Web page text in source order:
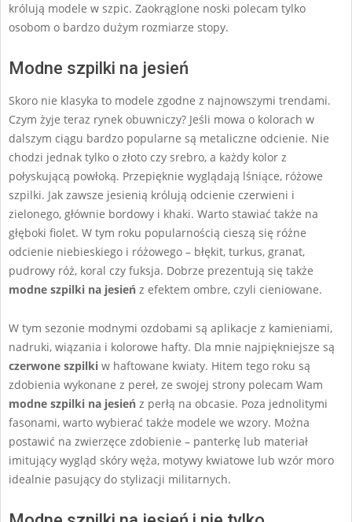
królują modele w szpic. Zaokrąglone noski polecam tylko
osobom o bardzo dużym rozmiarze stopy.
Modne szpilki na jesień
Skoro nie klasyka to modele zgodne z najnowszymi trendami.
Czym żyje teraz rynek obuwniczy? Jeśli mowa o kolorach w
dalszym ciągu bardzo popularne są metaliczne odcienie. Nie
chodzi jednak tylko o złoto czy srebro, a każdy kolor z
połyskującą powłoką. Przepięknie wyglądają lśniące, różowe
szpilki. Jak zawsze jesienią królują odcienie czerwieni i
zielonego, głównie bordowy i khaki. Warto stawiać także na
głęboki fiolet. W tym roku popularnością cieszą się różne
odcienie niebieskiego i różowego – błękit, turkus, granat,
pudrowy róż, koral czy fuksja. Dobrze prezentują się także
modne szpilki na jesień z efektem ombre, czyli cieniowane.
W tym sezonie modnymi ozdobami są aplikacje z kamieniami,
nadruki, wiązania i kolorowe hafty. Dla mnie najpiękniejsze są
czerwone szpilki w haftowane kwiaty. Hitem tego roku są
zdobienia wykonane z pereł, ze swojej strony polecam Wam
modne szpilki na jesień z perłą na obcasie. Poza jednolitymi
fasonami, warto wybierać także modele we wzory. Można
postawić na zwierzęce zdobienie – panterkę lub materiał
imitujący wygląd skóry węża, motywy kwiatowe lub wzór moro
idealnie pasujący do stylizacji militarnych.